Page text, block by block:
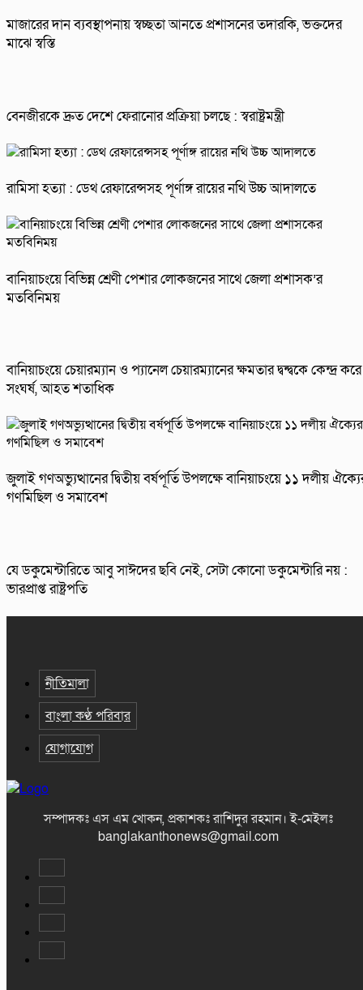
মাজারের দান ব্যবস্থাপনায় স্বচ্ছতা আনতে প্রশাসনের তদারকি, ভক্তদের
মাঝে স্বস্তি
বেনজীরকে দ্রুত দেশে ফেরানোর প্রক্রিয়া চলছে : স্বরাষ্ট্রমন্ত্রী
রামিসা হত্যা : ডেথ রেফারেন্সসহ পূর্ণাঙ্গ রায়ের নথি উচ্চ আদালতে
বানিয়াচংয়ে বিভিন্ন শ্রেণী পেশার লোকজনের সাথে জেলা প্রশাসক’র
মতবিনিময়
বানিয়াচংয়ে চেয়ারম্যান ও প্যানেল চেয়ারম্যানের ক্ষমতার দ্বন্দ্বকে কেন্দ্র করে
সংঘর্ষ, আহত শতাধিক
জুলাই গণঅভ্যুত্থানের দ্বিতীয় বর্ষপূর্তি উপলক্ষে বানিয়াচংয়ে ১১ দলীয়
গণমিছিল ও সমাবেশ
যে ডকুমেন্টারিতে আবু সাঈদের ছবি নেই, সেটা কোনো ডকুমেন্টারি নয় :
ভারপ্রাপ্ত রাষ্ট্রপতি
নীতিমালা
বাংলা কণ্ঠ পরিবার
যোগাযোগ
সম্পাদকঃ এস এম খোকন, প্রকাশকঃ রাশিদুর রহমান।ই-মেইলঃ
banglakanthonews@gmail.com